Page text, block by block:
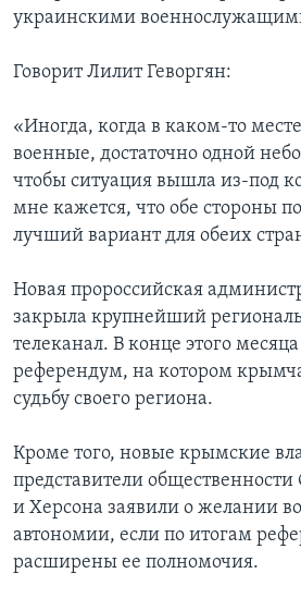
украинскими
Говорит Лилит Геворгян:
«Иногда, когда в каком-то
военные, достаточно одной
чтобы ситуация вышла из-под
мне кажется, что обе стороны
лучший вариант для обеих
Новая пророссийская
закрыла крупнейший
телеканал. В конце этого месяца
референдум, на котором
судьбу своего региона.
Кроме того, новые крымские
представители
и Херсона заявили о желании
автономии, если по итогам
расширены ее полномочия.